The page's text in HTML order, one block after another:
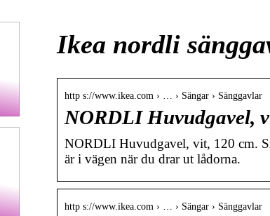
Ikea nordli
http s://www.ikea.com › … › Sängar › Sänggavlar
NORDLI Huvudgavel,
NORDLI Huvudgavel, vit, 120 cm.
är i vägen när du drar ut lådorna.
http s://www.ikea.com › … › Sängar › Sänggavlar